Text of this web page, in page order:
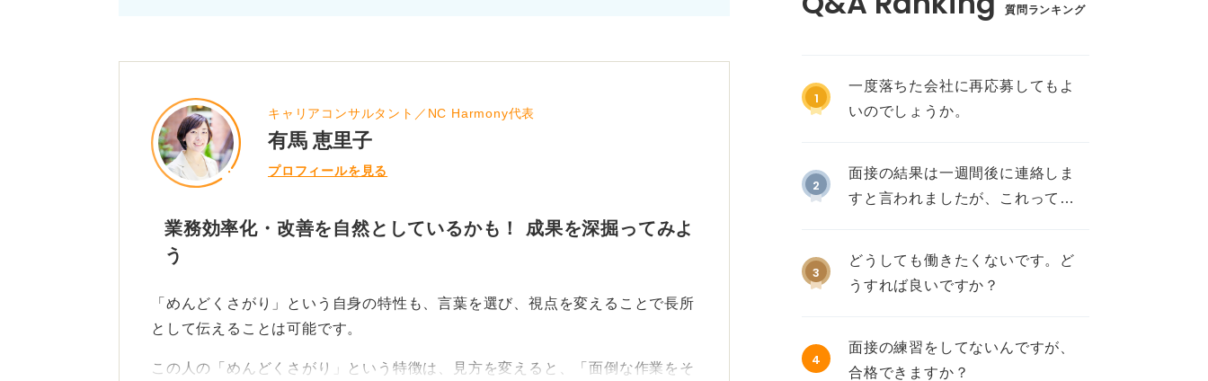
キャリアコンサルタント／NC Harmony代表
有馬 恵里子
プロフィールを見る
業務効率化・改善を自然としているかも！ 成果を深掘ってみよ
う
「めんどくさがり」という自身の特性も、言葉を選び、視点を変えることで長所
として伝えることは可能です。
この人の「めんどくさがり」という特徴は、見方を変えると、「面倒な作業をそ
質問ランキング
1
一度落ちた会社に再応募してもよ
いのでしょうか。
2
面接の結果は一週間後に連絡しま
すと言われましたが、これって不
3
どうしても働きたくないです。ど
うすれば良いですか？
4
面接の練習をしてないんですが、
合格できますか？